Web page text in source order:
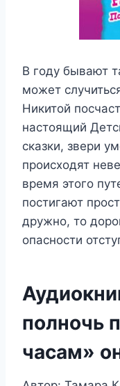
В году бывают
может
Никитой
настоящий
сказки, звери
происходят
время этого
постигают
дружно, то
опасности
полночь
часам»